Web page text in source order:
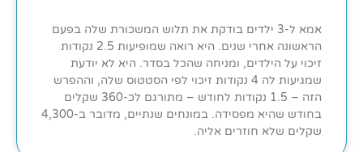
אמא ל-3 ילדים בודקת את תלוש המשכורת שלה בפעם
הראשונה אחרי שנים. היא רואה שמופיעות 2.5 נקודות
זיכוי על הילדים, ומניחה שהכל בסדר. היא לא יודעת
שמגיעות לה 4 נקודות זיכוי לפי הסטטוס שלה, וההפרש
הזה – 1.5 נקודות לחודש – מתורגם לכ-360 שקלים
בחודש שהיא מפסידה. במונחים שנתיים, מדובר ב-4,300
שקלים שלא חוזרים אליה.